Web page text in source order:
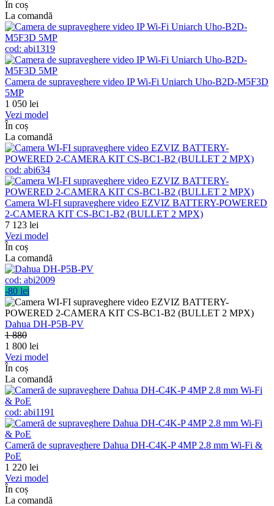
În coș
La comandă
cod: abi1319
Camera de supraveghere video IP Wi-Fi Uniarch Uho-B2D-M5F3D
5MP
1 050 lei
Vezi model
În coș
La comandă
cod: abi634
Camera WI-FI supraveghere video EZVIZ BATTERY-POWERED
2-CAMERA KIT CS-BC1-B2 (BULLET 2 MPX)
7 123 lei
Vezi model
În coș
La comandă
cod: abi2009
-80 lei
Dahua DH-P5B-PV
1 880
1 800 lei
Vezi model
În coș
La comandă
cod: abi1191
Cameră de supraveghere Dahua DH-C4K-P 4MP 2.8 mm Wi-Fi &
PoE
1 220 lei
Vezi model
În coș
La comandă